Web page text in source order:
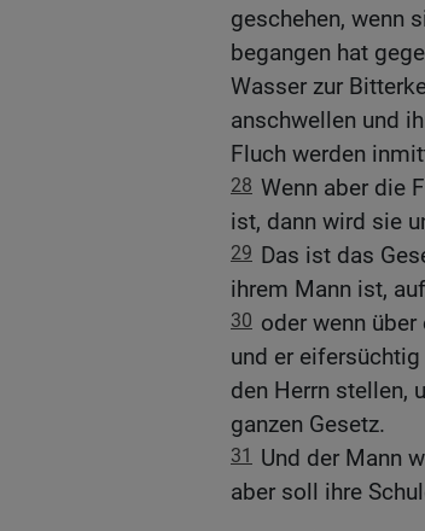
geschehen, wenn
begangen hat
Wasser zur
anschwellen und
Fluch werden
28 Wenn aber die
ist, dann wird sie
29 Das ist das
ihrem Mann ist,
30 oder wenn
und er
den Herrn stellen,
ganzen Gesetz.
31 Und der Mann
aber soll ihre